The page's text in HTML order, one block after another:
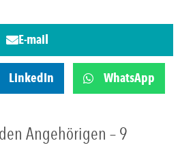
E-mail
LinkedIn WhatsApp
Angehörigen – 9